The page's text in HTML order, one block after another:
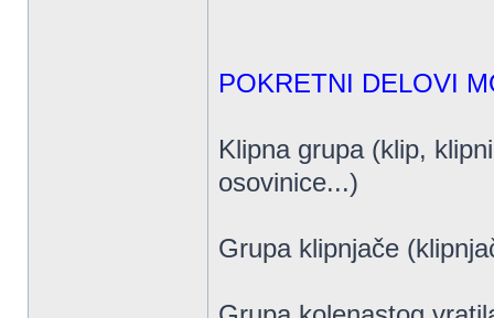
POKRETNI DELOVI
Klipna grupa (klip,
osovinice...)
Grupa klipnjače